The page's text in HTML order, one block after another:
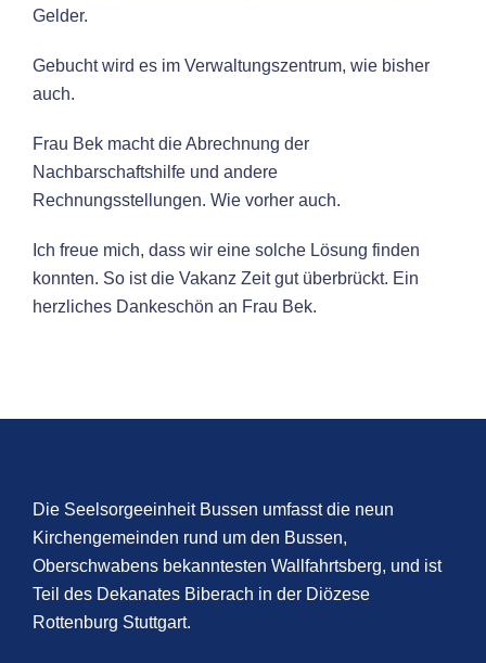
Gelder.
Gebucht wird es im Verwaltungszentrum, wie bisher
auch.
Frau Bek macht die Abrechnung der
Nachbarschaftshilfe und andere
Rechnungsstellungen. Wie vorher auch.
Ich freue mich, dass wir eine solche Lösung finden
konnten. So ist die Vakanz Zeit gut überbrückt. Ein
herzliches Dankeschön an Frau Bek.
Die Seelsorgeeinheit Bussen umfasst die neun
Kirchengemeinden rund um den Bussen,
Oberschwabens bekanntesten Wallfahrtsberg, und ist
Teil des Dekanates Biberach in der Diözese
Rottenburg Stuttgart.